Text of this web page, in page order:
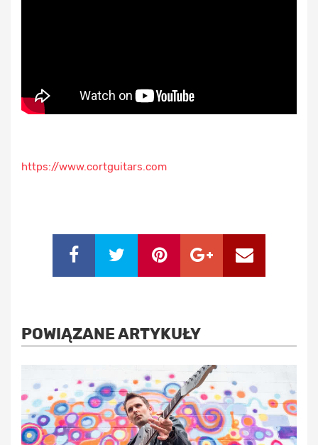
https://www.cortguitars.com
POWIĄZANE ARTYKUŁY